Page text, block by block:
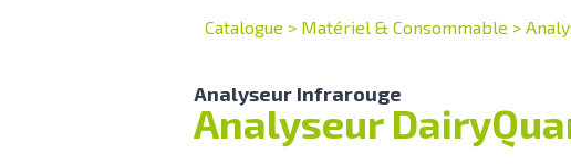
Catalogue > Matériel & Consommable >
Analyseur Infrarouge
Analyseur